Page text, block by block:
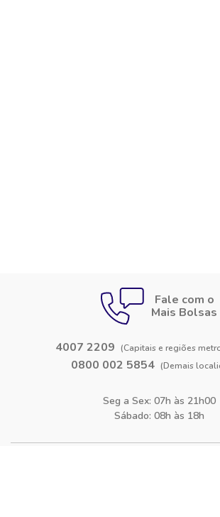
Fale com o
Mais Bolsas
4007 2209 (Capitais e regiões
0800 002 5854 (Demais
Seg a Sex: 07h às 21h00
Sábado: 08h às 18h